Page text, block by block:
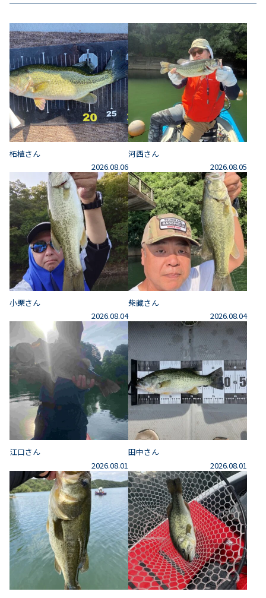
柘植さん
2026.08.06
河西さん
2026.08.05
小栗さん
2026.08.04
柴藏さん
2026.08.04
江口さん
2026.08.01
田中さん
2026.08.01